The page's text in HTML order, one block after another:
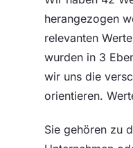
herangezogen
relevanten
wurden in 3
wir uns die
orientieren.
Sie gehören zu